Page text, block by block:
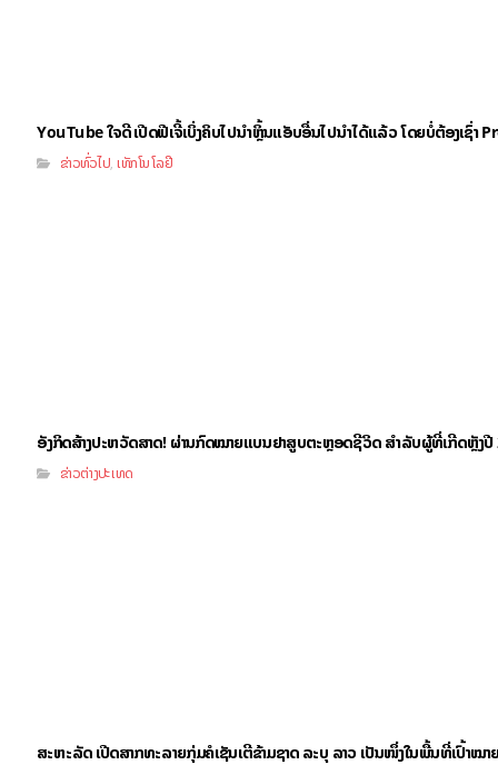
YouTube ໃຈດີ ເປີດຟີເຈີ້ເບິ່ງຄິບໄປນຳຫຼິ້ນແອັບອື່ນໄປນຳໄດ້ແລ້ວ ໂດຍບໍ່ຕ້ອງເຊົ່າ
ຂ່າວທົ່ວໄປ,ເທັກໂນໂລຢີ
ອັງກິດສ້າງປະຫວັດສາດ! ຜ່ານກົດໝາຍແບນຢາສູບຕະຫຼອດຊີວິດ ສຳລັບຜູ້ທີ່ເກີດຫຼັງປີ
ຂ່າວຕ່າງປະເທດ
ສະຫະລັດ ເປີດສາກທະລາຍກຸ່ມຄໍເຊັນເຕີຂ້າມຊາດ ລະບຸ ລາວ ເປັນໜຶ່ງໃນພື້ນທີ່ເປົ້າໝ